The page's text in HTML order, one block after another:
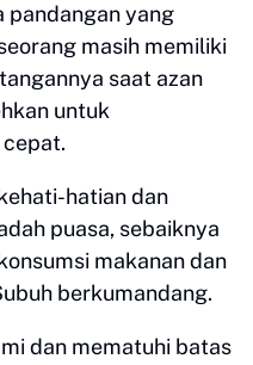
pandangan yang
masih memiliki
saat azan
untuk
hatian dan
puasa, sebaiknya
makanan dan
berkumandang.
dan mematuhi batas